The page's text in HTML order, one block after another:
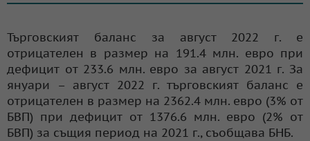
Търговският баланс за август 2022 г. е
отрицателен в размер на 191.4 млн. евро при
дефицит от 233.6 млн. евро за август 2021 г. За
януари – август 2022 г. търговският баланс е
отрицателен в размер на 2362.4 млн. евро (3% от
БВП) при дефицит от 1376.6 млн. евро (2% от
БВП) за същия период на 2021 г., съобщава БНБ.